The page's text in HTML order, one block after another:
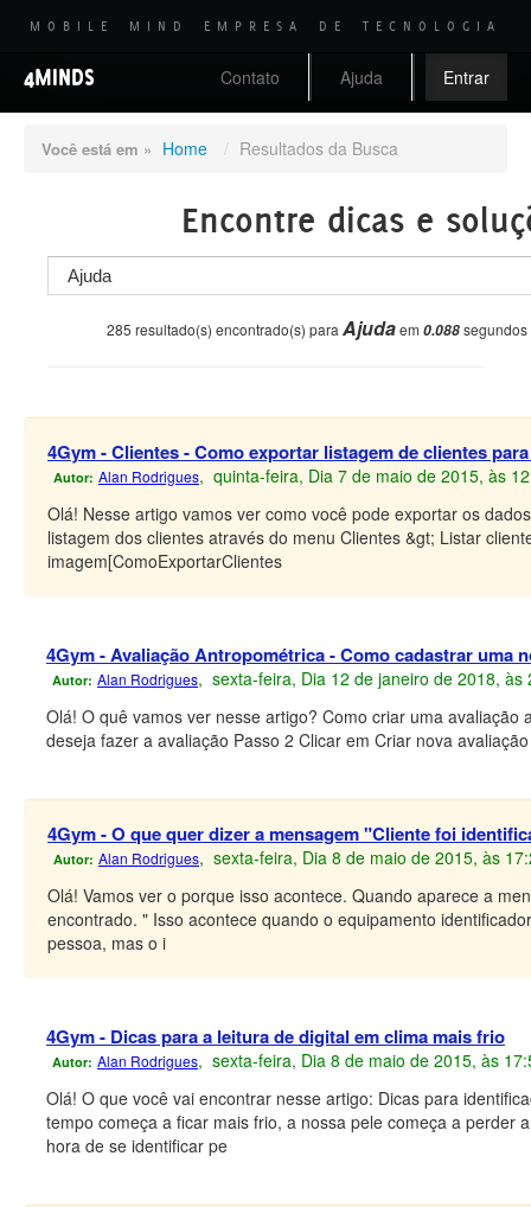
MOBILE MIND EMPRESA DE TECNOLOGIA
4MINDS Contato Ajuda Entrar
Você está em » Home / Resultados da Busca
Encontre dicas e
285 resultado(s) encontrado(s) para Ajudaem 0.088segundos
4Gym - Clientes - Como exportar listagem de clientes
Autor: Alan Rodrigues, quinta-feira, Dia 7 de maio de 2015, às
Olá! Nesse artigo vamos ver como você pode exportar os
listagem dos clientes através do menu Clientes &gt; Listar
imagem[ComoExportarClientes
4Gym - Avaliação Antropométrica - Como cadastrar uma
Autor: Alan Rodrigues, sexta-feira, Dia 12 de janeiro de 2018,
Olá! O quê vamos ver nesse artigo? Como criar uma
deseja fazer a avaliação Passo 2 Clicar em Criar nova
4Gym - O que quer dizer a mensagem "Cliente foi
Autor: Alan Rodrigues, sexta-feira, Dia 8 de maio de 2015, às
Olá! Vamos ver o porque isso acontece. Quando aparece a
encontrado. " Isso acontece quando o equipamento
pessoa, mas o i
4Gym - Dicas para a leitura de digital em clima mais frio
Autor: Alan Rodrigues, sexta-feira, Dia 8 de maio de 2015, às
Olá! O que você vai encontrar nesse artigo: Dicas para
tempo começa a ficar mais frio, a nossa pele começa a perder
hora de se identificar pe